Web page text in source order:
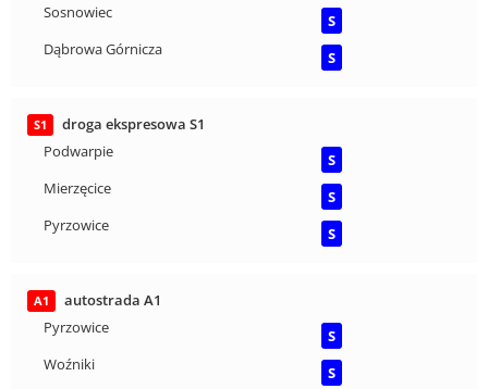
Sosnowiec
S
Dąbrowa Górnicza
S
S1
droga ekspresowa S1
Podwarpie
S
Mierzęcice
S
Pyrzowice
S
A1
autostrada A1
Pyrzowice
S
Woźniki
S